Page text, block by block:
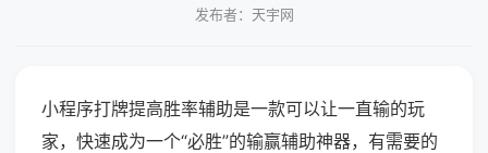
发布者：天宇网
小程序打牌提高胜率辅助是一款可以让一直输的玩
家，快速成为一个“必胜”的输赢辅助神器，有需要的